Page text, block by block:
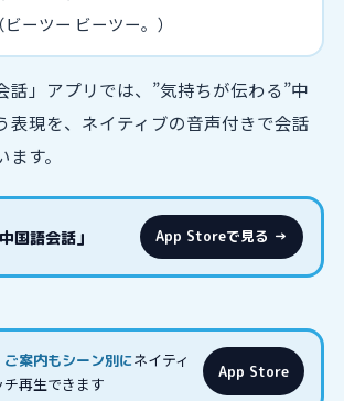
ビーツー ビーツー。）
話」アプリでは、”気持ちが伝わる”中
表現を、ネイティブの音声付きで会話
す。
国語会話」 App Storeで見る →
案内もシーン別にネイティ
再生できます
App Store